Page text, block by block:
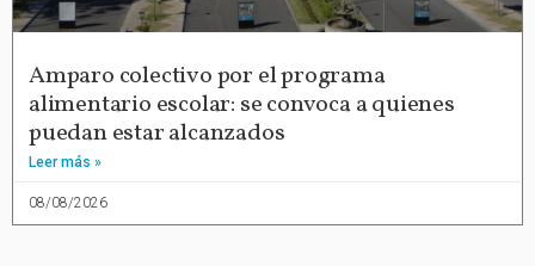
Amparo colectivo por el programa
alimentario escolar: se convoca a quienes
puedan estar alcanzados
Leer más »
08/08/2026